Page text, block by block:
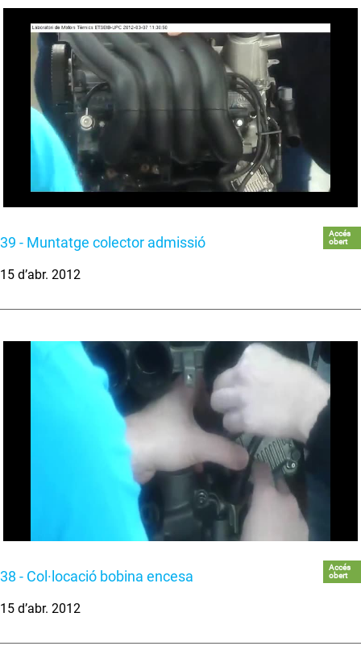
39 - Muntatge colector admissió
Accés
obert
15 d’abr. 2012
38 - Col·locació bobina encesa
Accés
obert
15 d’abr. 2012